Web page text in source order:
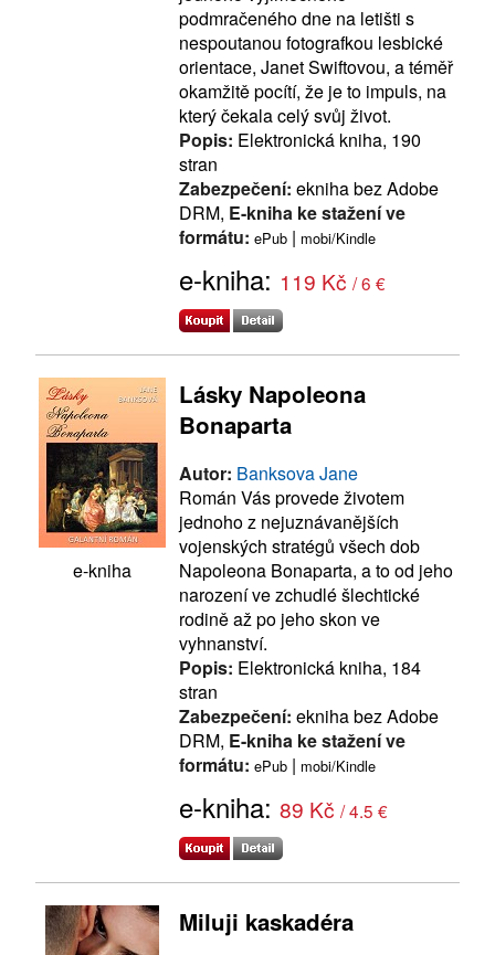
podmračeného dne na letišti s
nespoutanou fotografkou lesbické
orientace, Janet Swiftovou, a téměř
okamžitě pocítí, že je to impuls, na
který čekala celý svůj život.
Popis: Elektronická kniha, 190
stran
Zabezpečení: ekniha bez Adobe
DRM, E-kniha ke stažení ve
formátu: ePub | mobi/Kindle
e-kniha: 119 Kč / 6 €
e-kniha
Lásky Napoleona
Bonaparta
Autor: Banksova Jane
Román Vás provede životem
jednoho z nejuznávanějších
vojenských stratégů všech dob
Napoleona Bonaparta, a to od jeho
narození ve zchudlé šlechtické
rodině až po jeho skon ve
vyhnanství.
Popis: Elektronická kniha, 184
stran
Zabezpečení: ekniha bez Adobe
DRM, E-kniha ke stažení ve
formátu: ePub | mobi/Kindle
e-kniha: 89 Kč / 4.5 €
Miluji kaskadéra